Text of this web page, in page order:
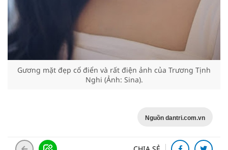
Gương mặt đẹp cổ điển và rất điện ảnh của Trương Tịnh
Nghi (Ảnh: Sina).
Nguồn dantri.com.vn